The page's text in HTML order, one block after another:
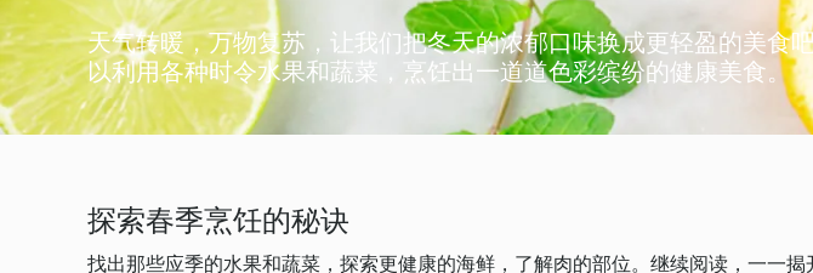
天气转暖，万物复苏，让我们把冬天的浓郁口味换成更轻盈的美食
以利用各种时令水果和蔬菜，烹饪出一道道色彩缤纷的健康美食。
探索春季烹饪的秘诀
找出那些应季的水果和蔬菜，探索更健康的海鲜，了解肉的部位。继续阅读，一一